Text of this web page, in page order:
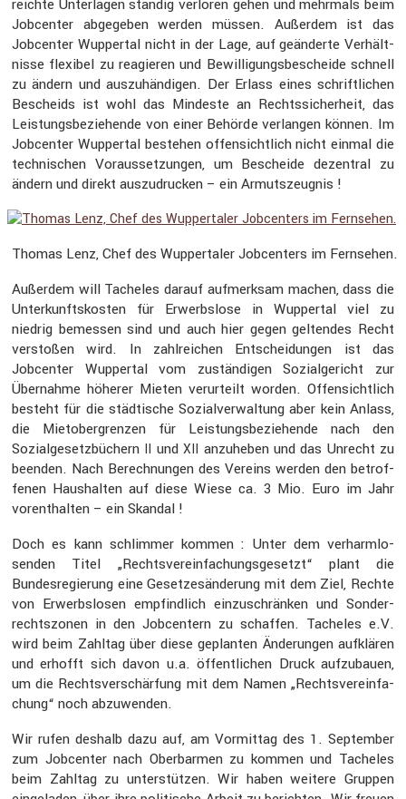
reichte Unter­lagen ständig verloren gehen und mehrmals beim
Jobcenter abgegeben werden müssen. Außerdem ist das
Jobcenter Wuppertal nicht in der Lage, auf geänderte Verhält­
nisse flexibel zu reagieren und Bewil­li­gungs­be­scheide schnell
zu ändern und auszu­hän­digen. Der Erlass eines schrift­li­chen
Bescheids ist wohl das Mindeste an Rechts­si­cher­heit, das
Leistungs­be­zie­hende von einer Behörde verlangen können. Im
Jobcenter Wuppertal bestehen offen­sicht­lich nicht einmal die
techni­schen Voraus­set­zungen, um Bescheide dezen­tral zu
ändern und direkt auszu­dru­cken – ein Armuts­zeugnis !
Thomas Lenz, Chef des Wupper­taler Jobcen­ters im Fernsehen.
Außerdem will Tacheles darauf aufmerksam machen, dass die
Unter­kunfts­kosten für Erwerbs­lose in Wuppertal viel zu
niedrig bemessen sind und auch hier gegen geltendes Recht
verstoßen wird. In zahlrei­chen Entschei­dungen ist das
Jobcenter Wuppertal vom zustän­digen Sozial­ge­richt zur
Übernahme höherer Mieten verur­teilt worden. Offen­sicht­lich
besteht für die städti­sche Sozial­ver­wal­tung aber kein Anlass,
die Mietober­grenzen für Leistungs­be­zie­hende nach den
Sozial­ge­setz­bü­chern II undXII anzuheben und das Unrecht zu
beenden. Nach Berech­nungen des Vereins werden den betrof­
fenen Haushalten auf diese Wiese ca. 3 Mio. Euro im Jahr
vorent­halten – ein Skandal !
Doch es kann schlimmer kommen : Unter dem verharm­lo­
senden Titel „Rechts­ver­ein­fa­chungs­ge­setzt“ plant die
Bundes­re­gie­rung eine Geset­zes­än­de­rung mit dem Ziel, Rechte
von Erwerbs­losen empfind­lich einzu­schränken und Sonder­
rechts­zonen in den Jobcen­tern zu schaffen. Tacheles e.V.
wird beim Zahltag über diese geplanten Änderungen aufklären
und erhofft sich davon u.a. öffent­li­chen Druck aufzu­bauen,
um die Rechts­ver­schär­fung mit dem Namen „Rechts­ver­ein­fa­
chung“ noch abzuwenden.
Wir rufen deshalb dazu auf, am Vormittag des 1. September
zum Jobcenter nach Oberbarmen zu kommen und Tacheles
beim Zahltag zu unter­stützen. Wir haben weitere Gruppen